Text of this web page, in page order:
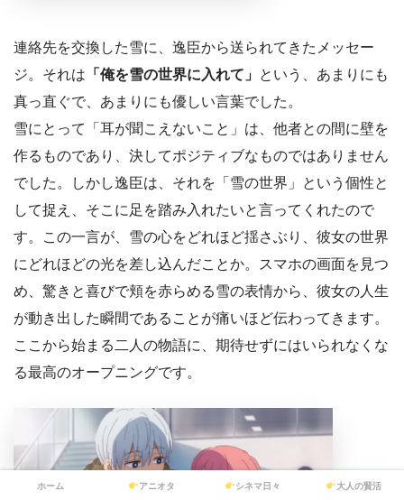
連絡先を交換した雪に、逸臣から送られてきたメッセー
ジ。それは 「俺を雪の世界に入れて」 という、あまりにも
真っ直ぐで、あまりにも優しい言葉でした。
雪にとって「耳が聞こえないこと」は、他者との間に壁を
作るものであり、決してポジティブなものではありません
でした。しかし逸臣は、それを「雪の世界」という個性と
して捉え、そこに足を踏み入れたいと言ってくれたので
す。この一言が、雪の心をどれほど揺さぶり、彼女の世界
にどれほどの光を差し込んだことか。スマホの画面を見つ
め、驚きと喜びで頬を赤らめる雪の表情から、彼女の人生
が動き出した瞬間であることが痛いほど伝わってきます。
ここから始まる二人の物語に、期待せずにはいられなくな
る最高のオープニングです。
ホーム アニオタ シネマ日々 大人の賢活